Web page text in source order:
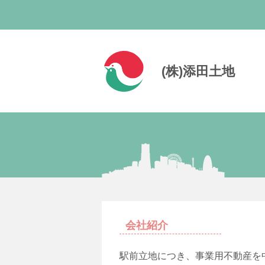
(株)添田土地
会社紹介
駅前立地につき、事業用不動産を